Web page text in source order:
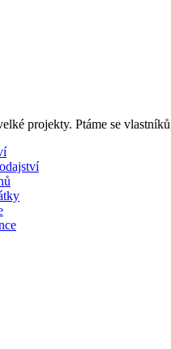
projekty. Ptáme se